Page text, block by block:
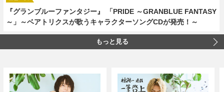
『グランブルーファンタジー』 「PRIDE ～GRANBLUE FANTASY
～」～ベアトリクスが歌うキャラクターソングCDが発売！～
もっと見る